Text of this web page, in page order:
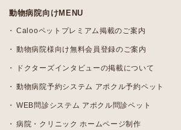
動物病院向けMENU
Calooペットプレミアム掲載のご案内
動物病院様向け無料会員登録のご案内
ドクターズインタビューの掲載について
動物病院予約システム アポクル予約ペット
WEB問診システム アポクル問診ペット
病院・クリニック ホームページ制作